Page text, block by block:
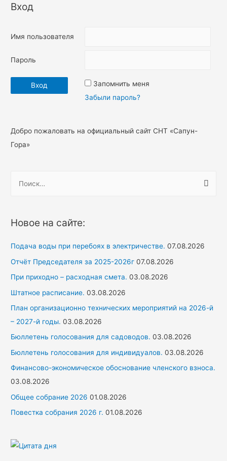
Вход
Имя пользователя
Пароль
Запомнить меня
Забыли пароль?
Добро пожаловать на официальный сайт СНТ «Сапун-
Гора»
т
:
Новое на сайте:
Подача воды при перебоях в электричестве. 07.08.2026
Отчёт Председателя за 2025-2026г 07.08.2026
При приходно – расходная смета. 03.08.2026
Штатное расписание. 03.08.2026
План организационно технических мероприятий на 2026-й
– 2027-й годы. 03.08.2026
Бюллетень голосования для садоводов. 03.08.2026
Бюллетень голосования для индивидуалов. 03.08.2026
Финансово-экономическое обоснование членского взноса.
03.08.2026
Общее собрание 2026 01.08.2026
Повестка собрания 2026 г. 01.08.2026